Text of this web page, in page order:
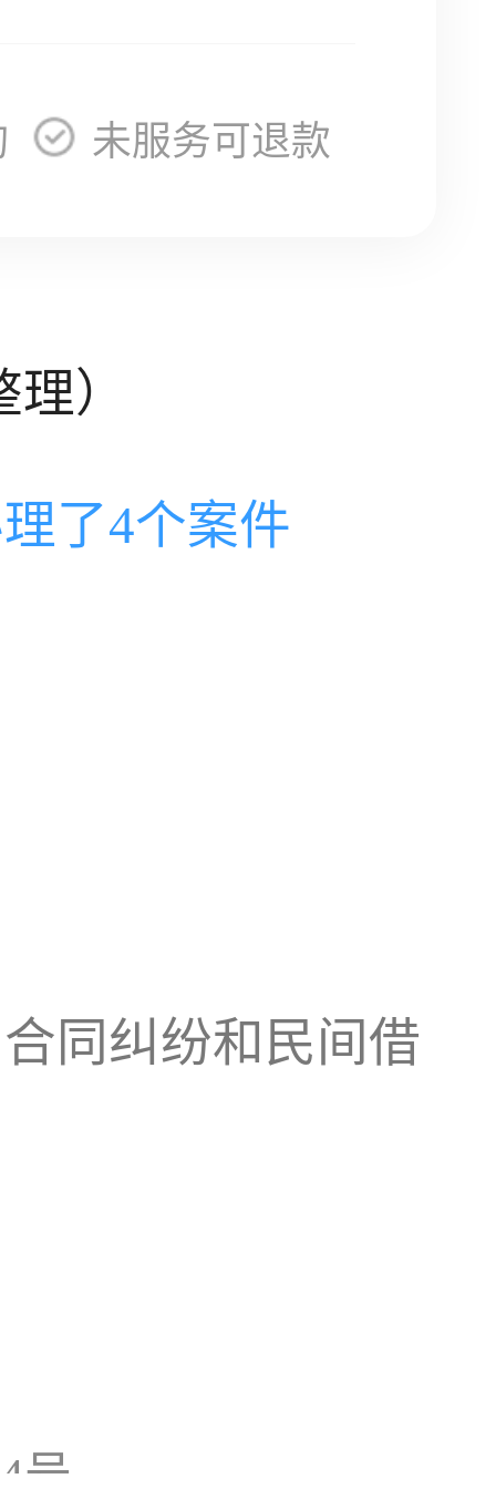
未服务可退款
）
了4个案件
同纠纷和民间借
号